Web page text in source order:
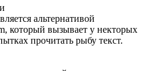
альтернативой
который вызывает у некторых
прочитать рыбу текст.